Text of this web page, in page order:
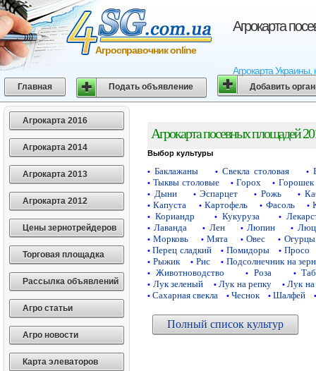
Агрокарта
Агрокарта
Агросправочник online
Главная Подать объявление Добавить
Агрокарта 2016
Агрокарта 2014
Агрокарта 2013
Агрокарта 2012
Цены зернотрейдеров
Торговая площадка
Рассылка объявлений
Агро статьи
Агро новости
Карта элеваторов
Агрокарта посевных площадей
Выбор культуры
• Баклажаны • Свекла столовая •
• Тыквы столовые • Горох • Горошек
• Дыни • Эспарцет • Рожь •
• Капуста • Картофель • Фасоль •
• Кориандр • Кукуруза •
• Лаванда • Лен • Люпин •
• Морковь • Мята • Овес • Огурцы
• Перец сладкий • Помидоры • Просо
• Рыжик • Рис • Подсолнечник на
• Животноводство • Роза •
• Лук зеленый • Лук на репку • Лук на
• Сахарная свекла • Чеснок • Шалфей •
Полный список культур